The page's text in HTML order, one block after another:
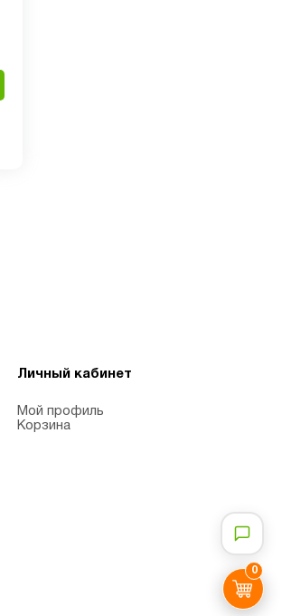
0
Личный кабинет
Мой профиль
Корзина